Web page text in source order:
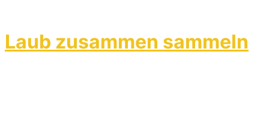
Laub zusammen sammeln